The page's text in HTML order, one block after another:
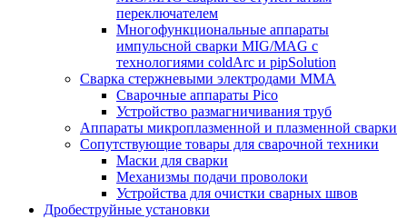
переключателем
Многофункциональные аппараты
импульсной сварки MIG/MAG с
технологиями coldArc и pipSolution
Сварка стержневыми электродами MMA
Сварочные аппараты Pico
Устройство размагничивания труб
Аппараты микроплазменной и плазменной сварки
Сопутствующие товары для сварочной техники
Маски для сварки
Механизмы подачи проволоки
Устройства для очистки сварных швов
Дробеструйные установки